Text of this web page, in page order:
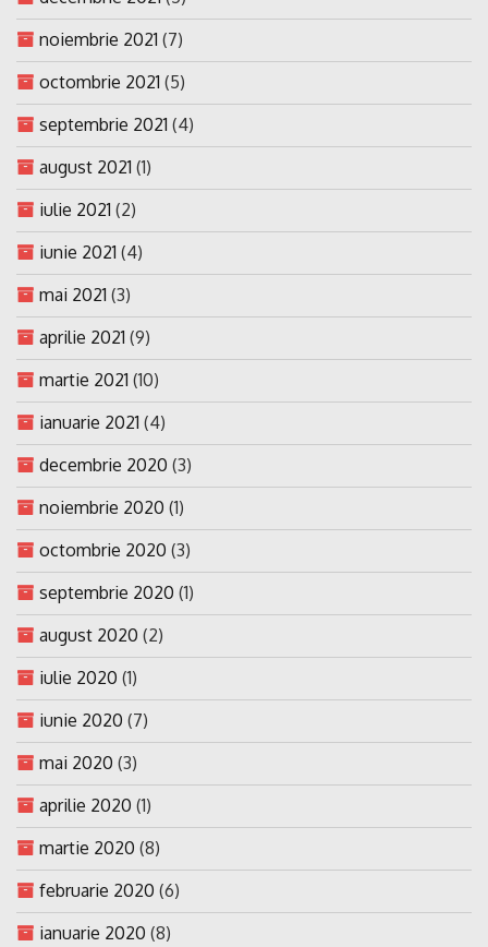
noiembrie 2021 (7)
octombrie 2021 (5)
septembrie 2021 (4)
august 2021 (1)
iulie 2021 (2)
iunie 2021 (4)
mai 2021 (3)
aprilie 2021 (9)
martie 2021 (10)
ianuarie 2021 (4)
decembrie 2020 (3)
noiembrie 2020 (1)
octombrie 2020 (3)
septembrie 2020 (1)
august 2020 (2)
iulie 2020 (1)
iunie 2020 (7)
mai 2020 (3)
aprilie 2020 (1)
martie 2020 (8)
februarie 2020 (6)
ianuarie 2020 (8)